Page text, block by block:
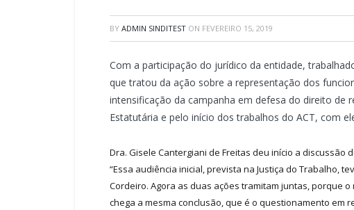
BY ADMIN SINDITEST ON FEVEREIRO 15, 2019
Com a participação do jurídico da entidade,
que tratou da ação sobre a representação dos
intensificação da campanha em defesa do direito de
Estatutária e pelo início dos trabalhos do ACT, com
Dra. Gisele Cantergiani de Freitas deu início a
“Essa audiência inicial, prevista na Justiça do Trabalho,
Cordeiro. Agora as duas ações tramitam juntas, porque
chega a mesma conclusão, que é o questionamento em